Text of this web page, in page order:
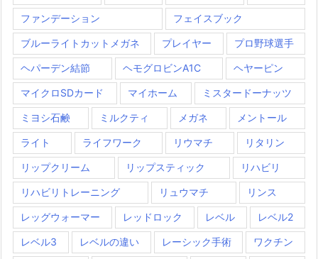
ファンデーション フェイスブック
ブルーライトカットメガネ プレイヤー プロ野球選手
ヘパーデン結節 ヘモグロビンA1C ヘヤーピン
マイクロSDカード マイホーム ミスタードーナッツ
ミヨシ石鹸 ミルクティ メガネ メントール
ライト ライフワーク リウマチ リタリン
リップクリーム リップスティック リハビリ
リハビリトレーニング リュウマチ リンス
レッグウォーマー レッドロック レベル レベル2
レベル3 レベルの違い レーシック手術 ワクチン